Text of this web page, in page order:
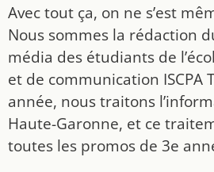
Avec tout ça, on ne s’est
Nous sommes la rédaction
média des étudiants de
et de communication ISCPA
année, nous traitons
Haute-Garonne, et ce
toutes les promos de 3e